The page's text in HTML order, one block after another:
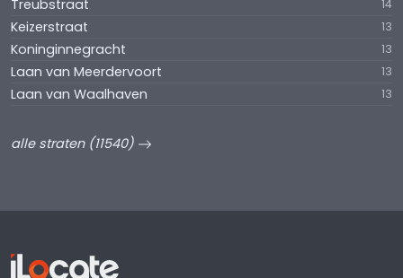
Treubstraat 14
Keizerstraat 13
Koninginnegracht 13
Laan van Meerdervoort 13
Laan van Waalhaven 13
alle straten (11540)